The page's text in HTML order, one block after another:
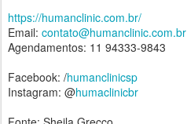
https://humanclinic.com.br/
Email: contato@humanclinic.com.br
Agendamentos: 11 94333-9843
Facebook: /humanclinicsp
Instagram: @humaclinicbr